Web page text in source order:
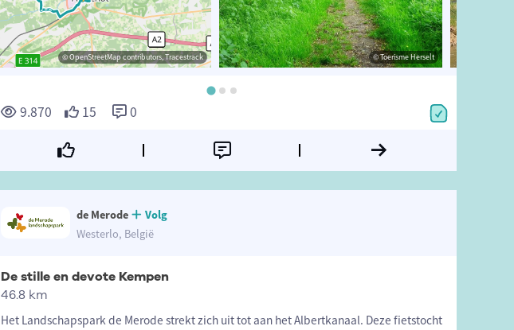
© Landschapspark de Merode © OpenStreetMap contributors, Tracestrack
© OpenStreetMap contributors, Tracestrack © Toerisme Herselt
9.870 15 0
de Merode
Volg
Westerlo, België
De stille en devote Kempen
46.8 km
Het Landschapspark de Merode strekt zich uit tot aan het Albertkanaal. Deze fietstocht